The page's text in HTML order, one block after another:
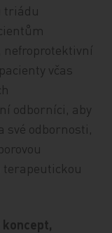
triá­du
nefroprotektivní
včas
odborníci, aby
své odbornosti,